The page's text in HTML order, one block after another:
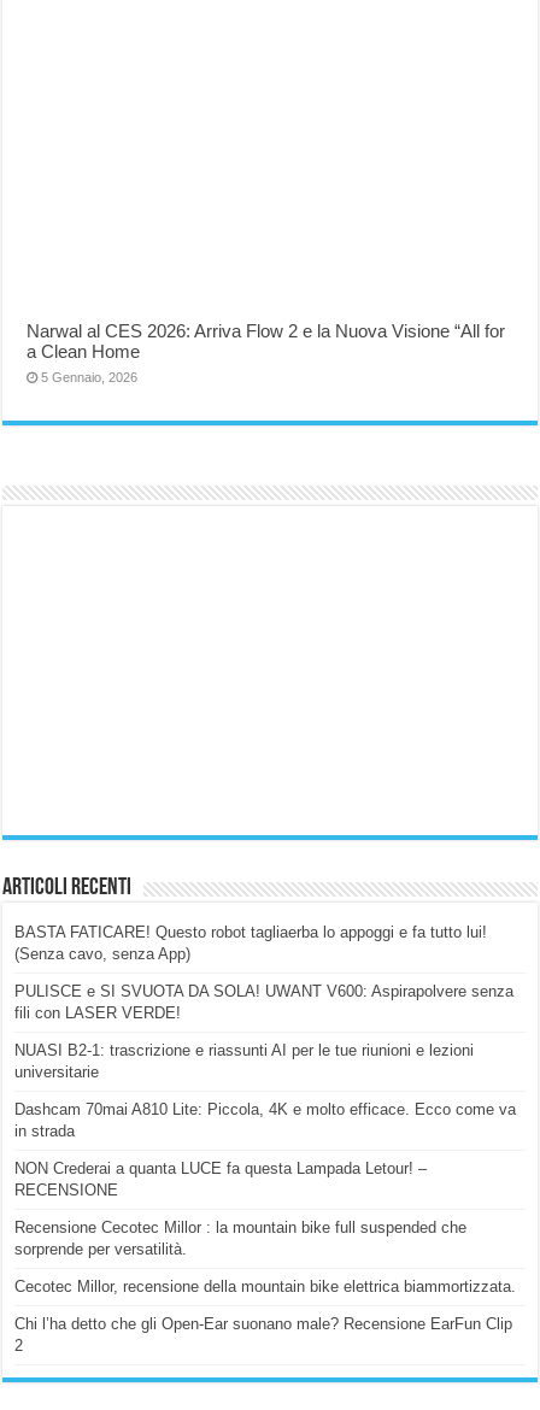
Narwal al CES 2026: Arriva Flow 2 e la Nuova Visione “All for
a Clean Home
5 Gennaio, 2026
Articoli Recenti
BASTA FATICARE! Questo robot tagliaerba lo appoggi e fa tutto lui!
(Senza cavo, senza App)
PULISCE e SI SVUOTA DA SOLA! UWANT V600: Aspirapolvere senza
fili con LASER VERDE!
NUASI B2-1: trascrizione e riassunti AI per le tue riunioni e lezioni
universitarie
Dashcam 70mai A810 Lite: Piccola, 4K e molto efficace. Ecco come va
in strada
NON Crederai a quanta LUCE fa questa Lampada Letour! –
RECENSIONE
Recensione Cecotec Millor : la mountain bike full suspended che
sorprende per versatilità.
Cecotec Millor, recensione della mountain bike elettrica biammortizzata.
Chi l’ha detto che gli Open-Ear suonano male? Recensione EarFun Clip
2